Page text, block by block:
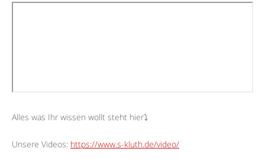
Alles was Ihr wissen wollt steht hier⤵︎
Unsere Videos: https://www.s-kluth.de/video/